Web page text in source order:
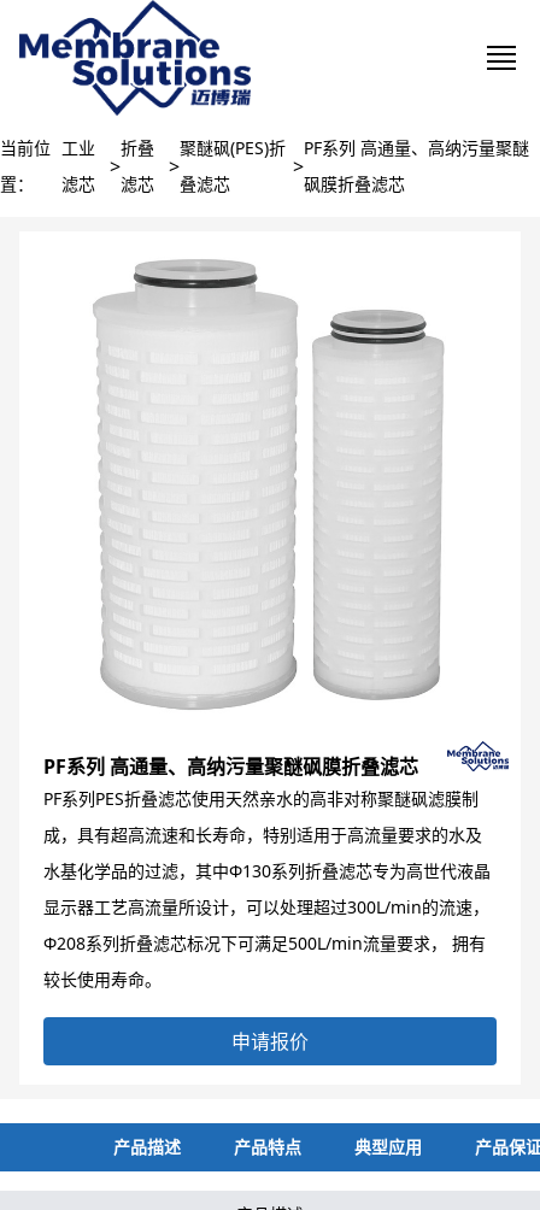
当前位
置：
工业
滤芯
>
折叠
滤芯
>
聚醚砜(PES)折
叠滤芯
>
PF系列 高通量、高纳污量聚醚
砜膜折叠滤芯
PF系列 高通量、高纳污量聚醚砜膜折叠滤芯
PF系列PES折叠滤芯使用天然亲水的高非对称聚醚砜滤膜制
成，具有超高流速和长寿命，特别适用于高流量要求的水及
水基化学品的过滤，其中Φ130系列折叠滤芯专为高世代液晶
显示器工艺高流量所设计，可以处理超过300L/min的流速，
Φ208系列折叠滤芯标况下可满足500L/min流量要求， 拥有
较长使用寿命。
申请报价
产品描述 产品特点 典型应用 产品保